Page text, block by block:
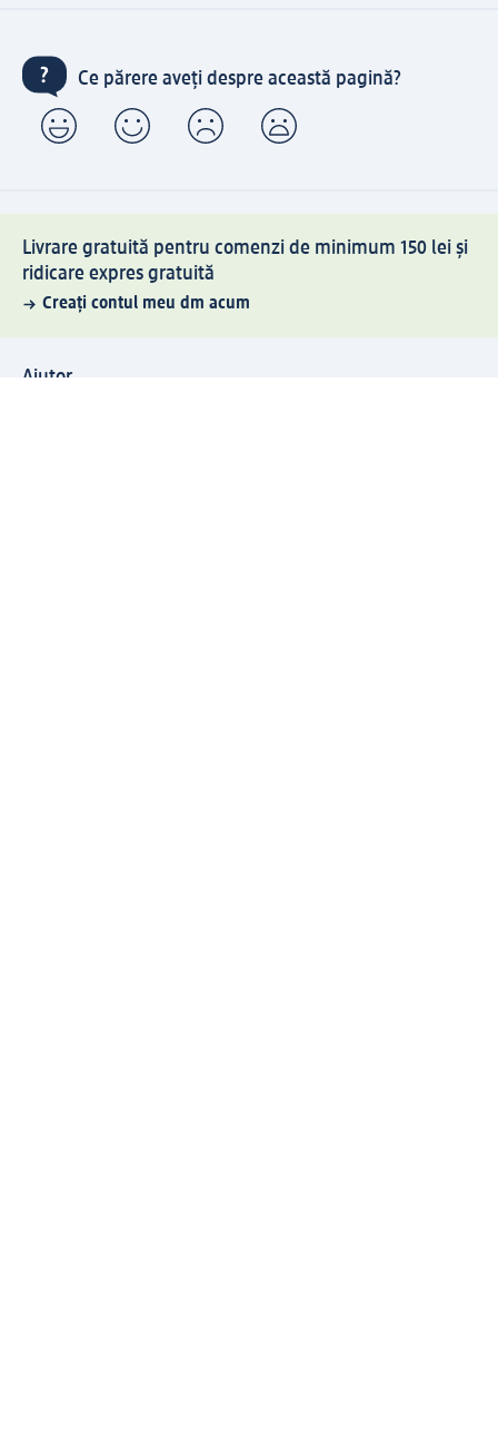
Ce părere aveți despre această pagină?
Livrare gratuită pentru comenzi de minimum 150 lei și
ridicare expres gratuită
Creați contul meu dm acum
Ajutor